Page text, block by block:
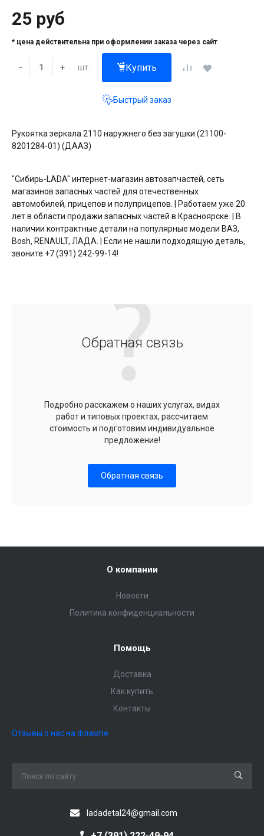
25 руб
* цена действительна при оформлении заказа через сайт
- + шт. Купить
Быстрый заказ
Рукоятка зеркала 2110 наружнего без загушки (21100-
8201284-01) (ДААЗ)
"Сибирь-LADA" интернет-магазин автозапчастей, сеть
магазинов запасных частей для отечественных
автомобилей, прицепов и полуприцепов. | Работаем уже 20
лет в области продажи запасных частей в Красноярске. | В
наличии контрактные детали на популярные модели ВАЗ,
Bosh, RENAULT, ЛАДА. | Если не нашли подходящую деталь,
звоните +7 (391) 242-99-14!
Обратная связь
Подробно расскажем о наших услугах, видах
работ и типовых проектах, рассчитаем
стоимость и подготовим индивидуальное
предложение!
Обратная связь
О компании
Новости
Политика конфиденциальности
Помощь
Доставка
Как купить
Контакты
Отзывы о нас на Флампе
ladadetal24@gmail.com